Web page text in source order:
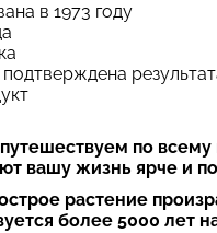
в 1973 году
по
вашу жизнь ярче и
растение
более 5000 лет